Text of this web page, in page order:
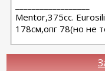
Мentor,375cc.
178см,опг 78(но не